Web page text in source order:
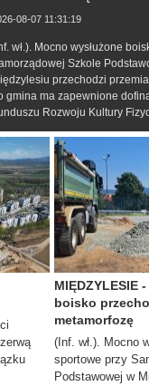
08-07 11:31:19
wł.). Mocno wysłużone
Szkole
przechodzi
gmina ma zapewnione
Rozwoju Kultury
MIĘDZYLESIE
boisko
metamorfozę
(Inf. wł.). Mocno
sportowe przy
Podstawowej w